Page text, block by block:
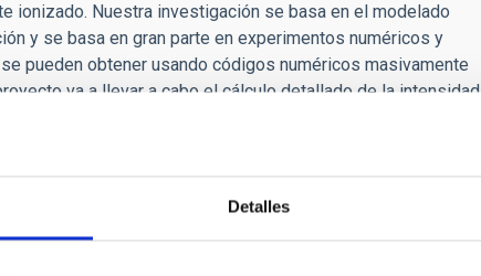
Detalles
ionizado. Nuestra investigación se basa en el modelado
y se basa en gran parte en experimentos numéricos y
pueden obtener usando códigos numéricos masivamente
va a llevar a cabo el cálculo detallado de la intensidad
longitudes de onda. Con los resultados obtendremos
de esta forma podremos dar apoyo al desarrollo de
futuras misiones espaciales solares. Los espectros
del potencial de líneas fotosféricas y
y el efecto Hanle. El proyecto incluye la ampliación o
en el IAC: Mancha, un código multfluido de física de